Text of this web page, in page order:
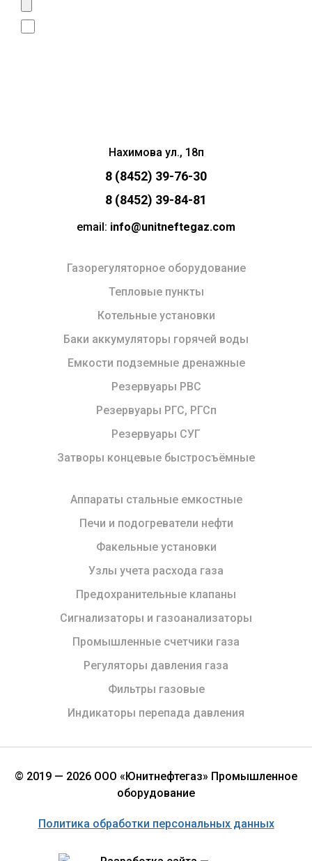
Нахимова ул., 18п
8 (8452) 39-76-30
8 (8452) 39-84-81
email: info@unitneftegaz.com
Газорегуляторное оборудование
Тепловые пункты
Котельные установки
Баки аккумуляторы горячей воды
Емкости подземные дренажные
Резервуары РВС
Резервуары РГС, РГСп
Резервуары СУГ
Затворы концевые быстросъёмные
Аппараты стальные емкостные
Печи и подогреватели нефти
Факельные установки
Узлы учета расхода газа
Предохранительные клапаны
Сигнализаторы и газоанализаторы
Промышленные счетчики газа
Регуляторы давления газа
Фильтры газовые
Индикаторы перепада давления
© 2019 — 2026 ООО «Юнитнефтегаз» Промышленное
оборудование
Политика обработки персональных данных